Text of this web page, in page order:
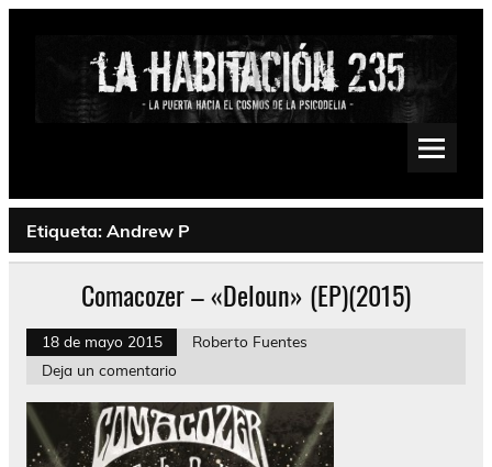
Saltar
Psychedelic, Stoner, Doom, Sludge, Fuzz, Space, Drone
Etiqueta: Andrew P
Comacozer – «Deloun» (EP)(2015)
18 de mayo 2015
Roberto Fuentes
Deja un comentario